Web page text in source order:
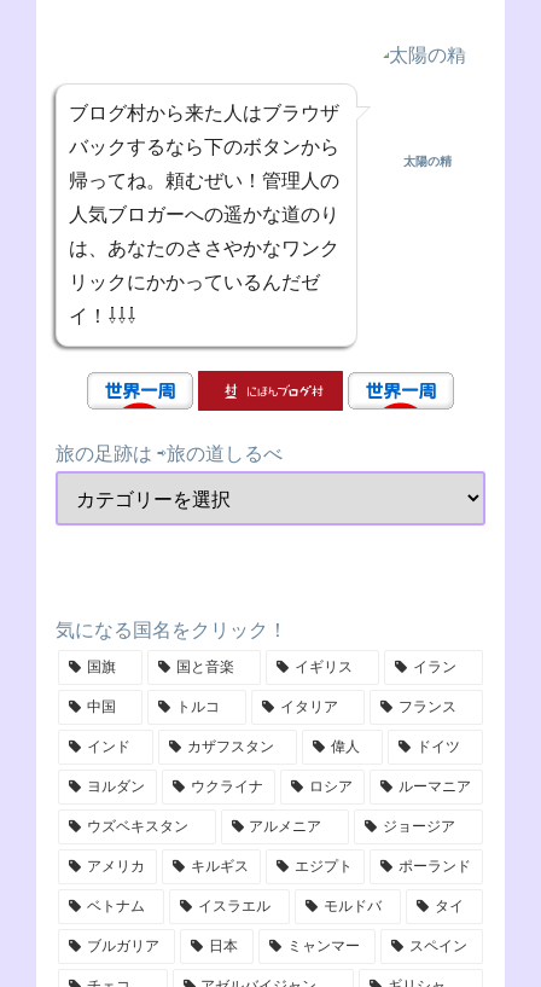
ブログ村から来た人はブラウザ
バックするなら下のボタンから
帰ってね。頼むぜい！管理人の
人気ブロガーへの遥かな道のり
は、あなたのささやかなワンク
リックにかかっているんだゼ
イ！⇩⇩⇩
太陽の精
旅の足跡は ⇨旅の道しるべ
気になる国名をクリック！
国旗 国と音楽 イギリス イラン
中国 トルコ イタリア フランス
インド カザフスタン 偉人 ドイツ
ヨルダン ウクライナ ロシア ルーマニア
ウズベキスタン アルメニア ジョージア
アメリカ キルギス エジプト ポーランド
ベトナム イスラエル モルドバ タイ
ブルガリア 日本 ミャンマー スペイン